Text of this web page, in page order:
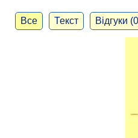
Все Текст Відгуки